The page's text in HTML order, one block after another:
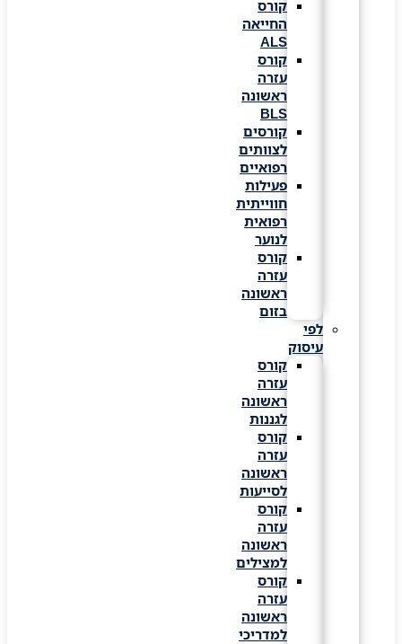
קורס
החייאה
קורס
עזרה
ראשונה
קורסים
לצוותים
רפואיים
פעילות
חווייתית
רפואית
לנוער
קורס
עזרה
ראשונה
לפי
עיסוק
קורס
עזרה
ראשונה
לגננות
קורס
עזרה
ראשונה
לסייעות
קורס
עזרה
ראשונה
למצילים
קורס
עזרה
ראשונה
למדריכי